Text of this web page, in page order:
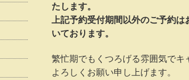
たします。
上記予約受付期間以外のご予約
いております。
繁忙期でもくつろげる雰囲気で
よろしくお願い申し上げます。